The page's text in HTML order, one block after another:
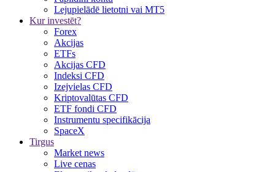
Lejupielādē lietotni vai MT5
Kur investēt?
Forex
Akcijas
ETFs
Akcijas CFD
Indeksi CFD
Izejvielas CFD
Kriptovalūtas CFD
ETF fondi CFD
Instrumentu specifikācija
SpaceX
Tirgus
Market news
Live cenas